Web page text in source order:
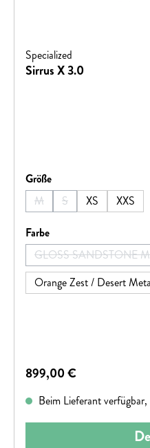
Specialized
Sirrus X 3.0
Größeauswählen
M
(Diese Option ist zurzeit nicht
S
(Diese Option ist
XS
XXS
Farbeauswählen
GLOSS SANDSTONE
Orange Zest / Desert
Regulärer Preis:
899,00 €
Beim Lieferant